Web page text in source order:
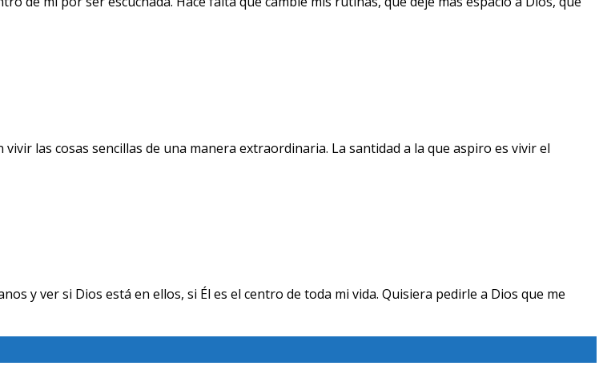
las cosas sencillas de una manera extraordinaria. La santidad a la que aspiro es vivir el
y ver si Dios está en ellos, si Él es el centro de toda mi vida. Quisiera pedirle a Dios que me